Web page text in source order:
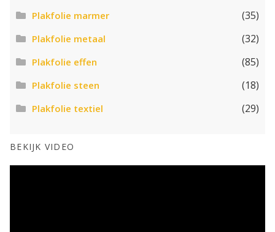
Plakfolie marmer (35)
Plakfolie metaal (32)
Plakfolie effen (85)
Plakfolie steen (18)
Plakfolie textiel (29)
BEKIJK VIDEO